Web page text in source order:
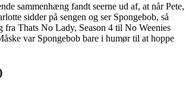
sammenhæng fandt seerne ud af, at når Pete,
sidder på sengen og ser Spongebob, så
fra Thats No Lady, Season 4 til No Weenies
var Spongebob bare i humør til at hoppe